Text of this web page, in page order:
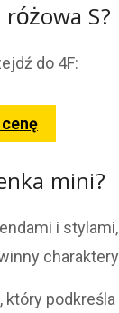
S?
do 4F:
mini?
i